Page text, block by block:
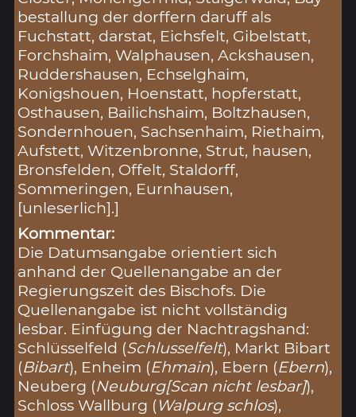
bestallung der dorffern daruff als
Fuchstatt, darstat, Eichsfelt, Gibelstatt,
Forchshaim, Walphausen, Ackshausen,
Ruddershausen, Echselghaim,
Konigshouen, Hoenstatt, hopferstatt,
Osthausen, Bailichshaim, Boltzhausen,
Sondernhouen, Sachsenhaim, Riethaim,
Aufstett, Witzenbronne, Strut, hausen,
Bronsfelden, Offelt, Staldorff,
Sommeringen, Eurnhausen,
[unleserlich].]
Kommentar:
Die Datumsangabe orientiert sich
anhand der Quellenangabe an der
Regierungszeit des Bischofs. Die
Quellenangabe ist nicht vollständig
lesbar. Einfügung der Nachtragshand:
Schlüsselfeld (Schlusselfelt), Markt Bibart
(Bibart), Enheim (Ehmain), Ebern (Ebern),
Neuberg (Neuburg[Scan nicht lesbar]),
Schloss Wallburg (Walpurg schlos),